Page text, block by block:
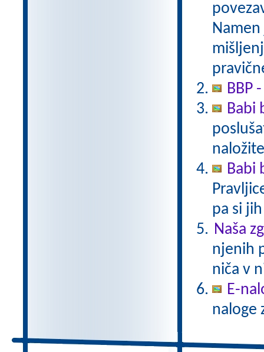
BBP
Babi
Babi
pa si
Naša
njenih
niča v
E-
naloge